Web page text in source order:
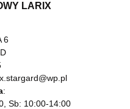
LARIX
6
Sb: 10:00-14:00